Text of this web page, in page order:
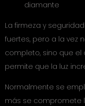
La firmeza y
fuertes, pero a la vez
completo, sino que
permite que la luz
Normalmente se
más se compromete